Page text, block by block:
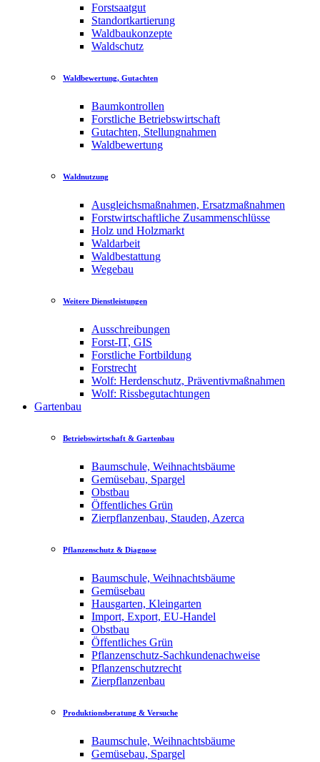
Forstsaatgut
Standortkartierung
Waldbaukonzepte
Waldschutz
Waldbewertung, Gutachten
Baumkontrollen
Forstliche Betriebswirtschaft
Gutachten, Stellungnahmen
Waldbewertung
Waldnutzung
Ausgleichsmaßnahmen, Ersatzmaßnahmen
Forstwirtschaftliche Zusammenschlüsse
Holz und Holzmarkt
Waldarbeit
Waldbestattung
Wegebau
Weitere Dienstleistungen
Ausschreibungen
Forst-IT, GIS
Forstliche Fortbildung
Forstrecht
Wolf: Herdenschutz, Präventivmaßnahmen
Wolf: Rissbegutachtungen
Gartenbau
Betriebswirtschaft & Gartenbau
Baumschule, Weihnachtsbäume
Gemüsebau, Spargel
Obstbau
Öffentliches Grün
Zierpflanzenbau, Stauden, Azerca
Pflanzenschutz & Diagnose
Baumschule, Weihnachtsbäume
Gemüsebau
Hausgarten, Kleingarten
Import, Export, EU-Handel
Obstbau
Öffentliches Grün
Pflanzenschutz-Sachkundenachweise
Pflanzenschutzrecht
Zierpflanzenbau
Produktionsberatung & Versuche
Baumschule, Weihnachtsbäume
Gemüsebau, Spargel